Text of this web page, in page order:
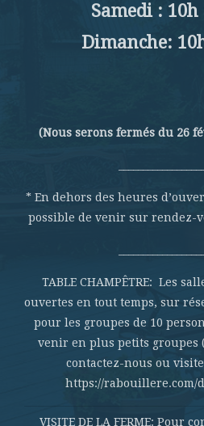
Samedi : 10h
Dimanche:
(Nous serons fermés du 26
* En dehors des heures
possible de venir sur rendez-
TABLE CHAMPÊTRE: Les
ouvertes en tout temps, sur
pour les groupes de 10
venir en plus petits groupes
contactez-nous ou
https://rabouillere.com/
VISITE DE LA FERME: Pour